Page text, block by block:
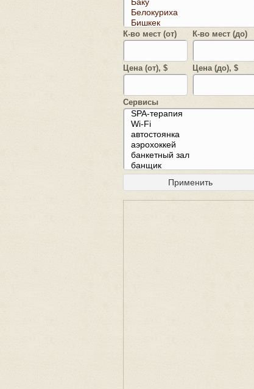
К-во мест (от) К-во мест (до)
Цена (от), $ Цена (до), $
Сервисы